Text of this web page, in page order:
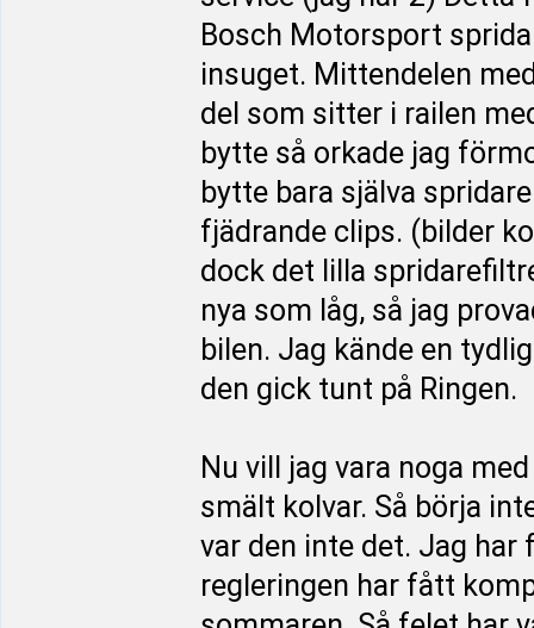
Bosch Motorsport
insuget. Mittendelen
del som sitter i railen
bytte så orkade jag
bytte bara själva
fjädrande clips. (bilder
dock det lilla
nya som låg, så jag
bilen. Jag kände en
den gick tunt på Ringen.
Nu vill jag vara noga
smält kolvar. Så börja
var den inte det. Jag
regleringen har fått